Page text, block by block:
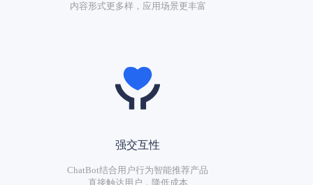
内容形式更多样，应用场景更丰富
强交互性
ChatBot结合用户行为智能推荐产品
直接触达用户，降低成本